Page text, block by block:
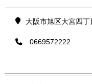
大阪市旭区大宮四
0669572222